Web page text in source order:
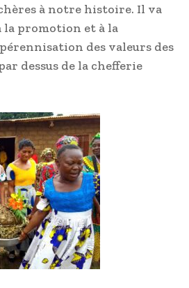
à notre histoire. Il va
la promotion et à la
des valeurs des
dessus de la chefferie